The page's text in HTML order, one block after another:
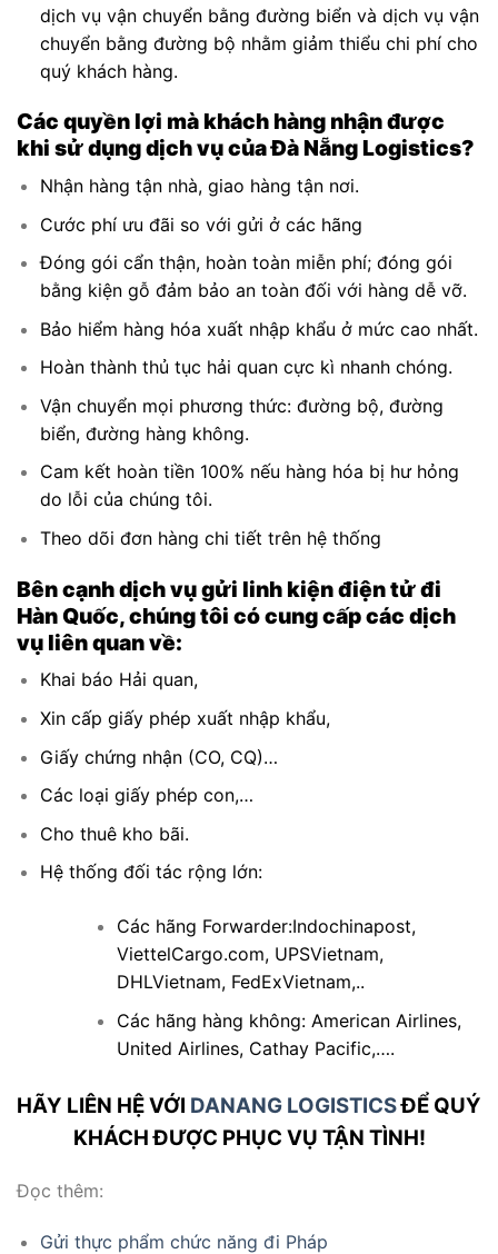
dịch vụ vận chuyển bằng đường biển và dịch vụ vận
chuyển bằng đường bộ nhằm giảm thiểu chi phí cho
quý khách hàng.
Các quyền lợi mà khách hàng nhận được
khi sử dụng dịch vụ của Đà Nẵng Logistics?
Nhận hàng tận nhà, giao hàng tận nơi.
Cước phí ưu đãi so với gửi ở các hãng
Đóng gói cẩn thận, hoàn toàn miễn phí; đóng gói
bằng kiện gỗ đảm bảo an toàn đối với hàng dễ vỡ.
Bảo hiểm hàng hóa xuất nhập khẩu ở mức cao nhất.
Hoàn thành thủ tục hải quan cực kì nhanh chóng.
Vận chuyển mọi phương thức: đường bộ, đường
biển, đường hàng không.
Cam kết hoàn tiền 100% nếu hàng hóa bị hư hỏng
do lỗi của chúng tôi.
Theo dõi đơn hàng chi tiết trên hệ thống
Bên cạnh dịch vụ gửi linh kiện điện tử đi
Hàn Quốc, chúng tôi có cung cấp các dịch
vụ liên quan về:
Khai báo Hải quan,
Xin cấp giấy phép xuất nhập khẩu,
Giấy chứng nhận (CO, CQ)…
Các loại giấy phép con,…
Cho thuê kho bãi.
Hệ thống đối tác rộng lớn:
Các hãng Forwarder:Indochinapost,
ViettelCargo.com, UPSVietnam,
DHLVietnam, FedExVietnam,..
Các hãng hàng không: American Airlines,
United Airlines, Cathay Pacific,….
HÃY LIÊN HỆ VỚI DANANG LOGISTICSĐỂ QUÝ
KHÁCHĐƯỢC PHỤC VỤ TẬN TÌNH!
Đọc thêm:
Gửi thực phẩm chức năng đi Pháp